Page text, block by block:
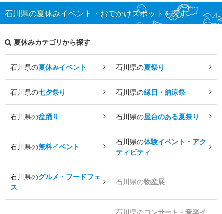
石川県の夏休みイベント・おでかけスポットを探す
夏休みカテゴリから探す
石川県の夏休みイベント 石川県の夏祭り
石川県の七夕祭り 石川県の縁日・納涼祭
石川県の盆踊り 石川県の屋台のある夏祭り
石川県の無料イベント
石川県の体験イベント・アク
ティビティ
石川県のグルメ・フードフェ
ス
石川県の物産展
石川県のコンサート・音楽イ